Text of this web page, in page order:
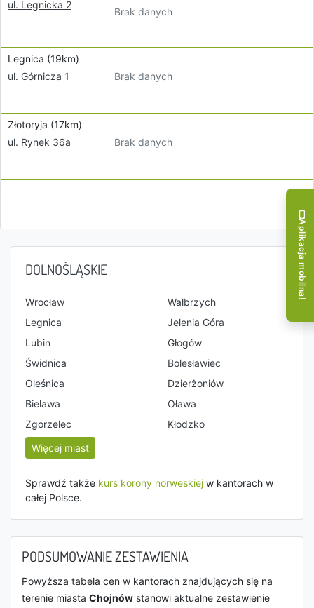
ul. Legnicka 2
Brak danych
Legnica (19km)
ul. Górnicza 1
Brak danych
Złotoryja (17km)
ul. Rynek 36a
Brak danych
DOLNOŚLĄSKIE
Wrocław
Wałbrzych
Legnica
Jelenia Góra
Lubin
Głogów
Świdnica
Bolesławiec
Oleśnica
Dzierżoniów
Bielawa
Oława
Zgorzelec
Kłodzko
Więcej miast
Sprawdź także kurs korony norweskiej w kantorach w
całej Polsce.
PODSUMOWANIE ZESTAWIENIA
Powyższa tabela cen w kantorach znajdujących się na
terenie miasta Chojnów stanowi aktualne zestawienie
Aplikacja mobilna!